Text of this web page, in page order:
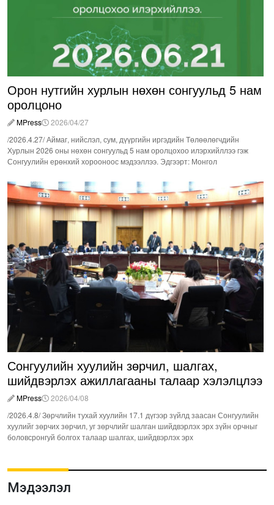
Орон нутгийн хурлын нөхөн сонгуульд 5 нам
оролцоно
MPress
2026/04/27
/2026.4.27/ Аймаг, нийслэл, сум, дүүргийн иргэдийн Төлөөлөгчдийн
Хурлын 2026 оны нөхөн сонгуульд 5 нам оролцохоо илэрхийллээ гэж
Сонгуулийн ерөнхий хорооноос мэдээллээ. Эдгээрт: Монгол
Сонгуулийн хуулийн зөрчил, шалгах,
шийдвэрлэх ажиллагааны талаар хэлэлцлээ
MPress
2026/04/08
/2026.4.8/ Зөрчлийн тухай хуулийн 17.1 дүгээр зүйлд заасан Сонгуулийн
хуулийг зөрчих зөрчил, уг зөрчлийг шалган шийдвэрлэх эрх зүйн орчныг
боловсронгуй болгох талаар шалгах, шийдвэрлэх эрх
Мэдээлэл